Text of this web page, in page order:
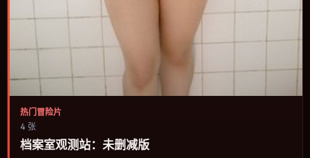
热门冒险片
4 张
档案室观测站：未删减版